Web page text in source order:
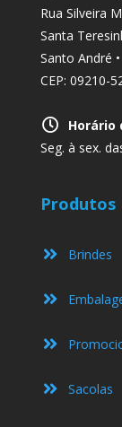
Rua Silveira
Santa
Santo André •
CEP: 09210-
Horário
Seg. à sex.
Produtos
Brindes
Sacolas